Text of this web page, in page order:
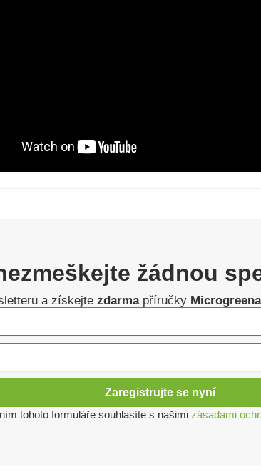
žádnou
a získejte zdarmapříručky Microgreena
Zaregistrujte se nyní
tohoto formuláře souhlasíte s našimi zásadami